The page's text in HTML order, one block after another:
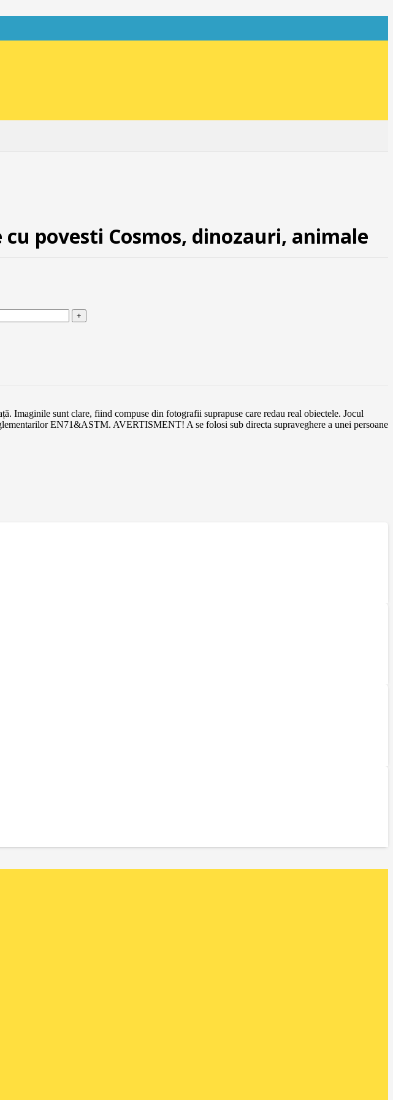
povesti Cosmos, dinozauri, animale
sunt clare, fiind compuse din fotografii suprapuse care redau real obiectele. Jocul
EN71&ASTM. AVERTISMENT! A se folosi sub directa supraveghere a unei persoane